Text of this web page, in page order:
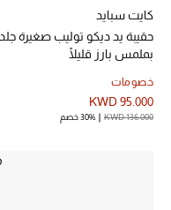
أبرز المصممين
أحذية مختارة
تسوقوا الأحذية
كايت سبايد
حقيبة يد ديكو توليب صغيرة جلد
بملمس بارز قليلًا
خصومات
KWD 95.000
KWD 136.000 30% خصم